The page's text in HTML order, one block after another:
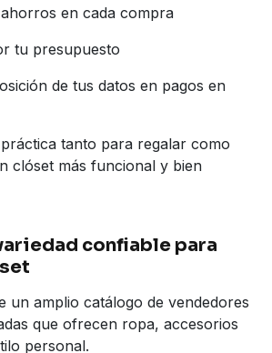
en cada compra
tu presupuesto
de tus datos en pagos en
tanto para regalar como
clóset más funcional y bien
confiable para
un amplio catálogo de vendedores
que ofrecen ropa, accesorios
personal.